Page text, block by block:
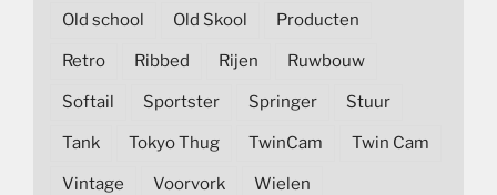
Old school Old Skool Producten
Retro Ribbed Rijen Ruwbouw
Softail Sportster Springer Stuur
Tank Tokyo Thug TwinCam Twin Cam
Vintage Voorvork Wielen